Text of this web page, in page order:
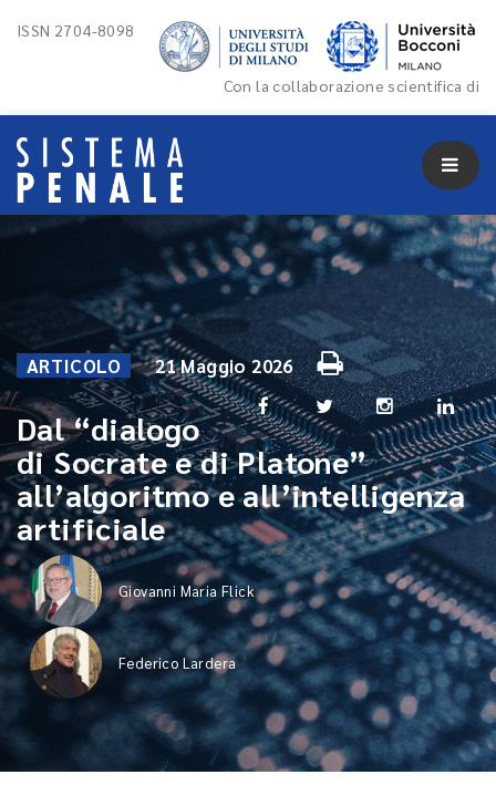
ISSN 2704-8098
Con la collaborazione scientifica di
ARTICOLO 21 Maggio 2026
Dal “dialogo
di Socrate e di Platone”
all’algoritmo e all’intelligenza
artificiale
Giovanni Maria Flick
Federico Lardera